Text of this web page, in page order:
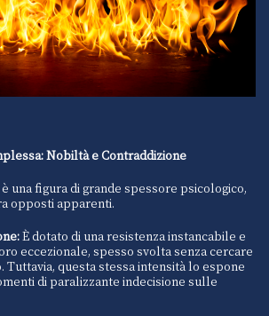
Nobiltà e Contraddizione
una figura di grande spessore psicologico,
opposti apparenti.
È dotato di una resistenza instancabile e
eccezionale, spesso svolta senza cercare
Tuttavia, questa stessa intensità lo espone
di paralizzante indecisione sulle